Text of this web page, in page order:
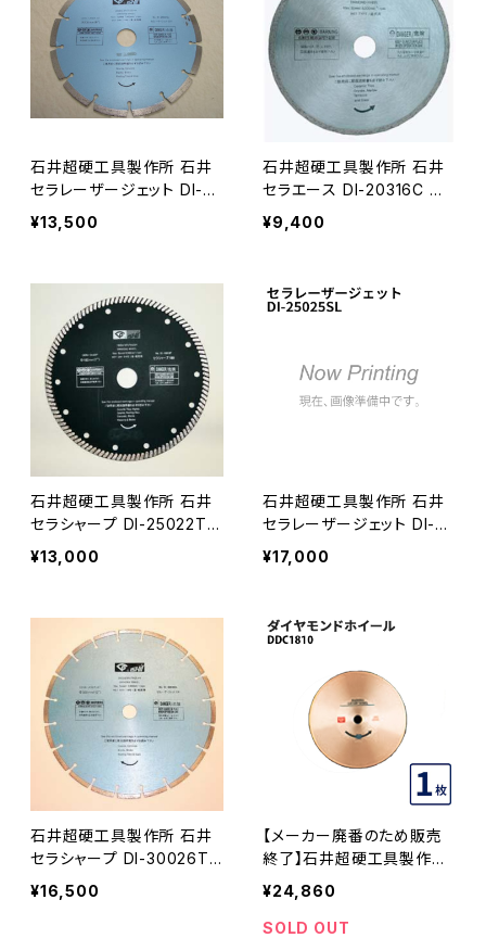
石井超硬工具製作所 石井
セラレーザージェット DI-20
022SL ダイヤモンドホイー
ル 外径200mm≪メーカー
¥13,500
石井超硬工具製作所 石井
セラエース DI-20316C ダ
イヤモンドホイール 外径20
3mm タイル・薄物石材用 セ
¥9,400
石井超硬工具製作所 石井
セラシャープ DI-25022T
ダイヤモンドホイール 外径
250mm タイル・薄物石材
引き不可・メーカー直送≫
DI-25022T
¥13,000
石井超硬工具製作所 石井
セラレーザージェット DI-25
025SL ダイヤモンドホイー
ル 外径250mm セラキング
≪メーカー直送≫ DI-2502
5SL
¥17,000
石井超硬工具製作所 石井
セラシャープ DI-30026T
ダイヤモンドホイール 外径
300mm タイル・薄物石材
¥16,500
【メーカー廃番のため販売
終了】石井超硬工具製作所
disco ダイヤモンドホイー
ル 外径180mm DDC1810
≪メーカー直送≫ DDC181
¥24,860
SOLD OUT